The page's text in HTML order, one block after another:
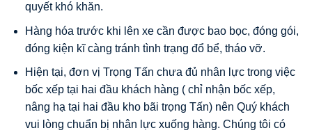
quyết khó khăn.
Hàng hóa trước khi lên xe cần được bao bọc, đóng gói,
đóng kiện kĩ càng tránh tình trạng đổ bể, tháo vỡ.
Hiện tại, đơn vị Trọng Tấn chưa đủ nhân lực trong việc
bốc xếp tại hai đầu khách hàng ( chỉ nhận bốc xếp,
nâng hạ tại hai đầu kho bãi trọng Tấn) nên Quý khách
vui lòng chuẩn bị nhân lực xuống hàng. Chúng tôi có